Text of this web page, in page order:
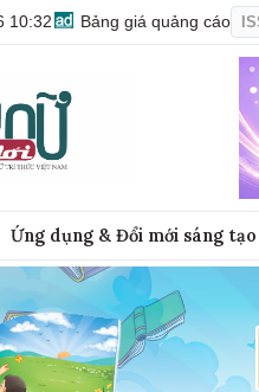
10:32 Bảng giá quảng cáo
Ứng dụng & Đổi mới sáng tạo